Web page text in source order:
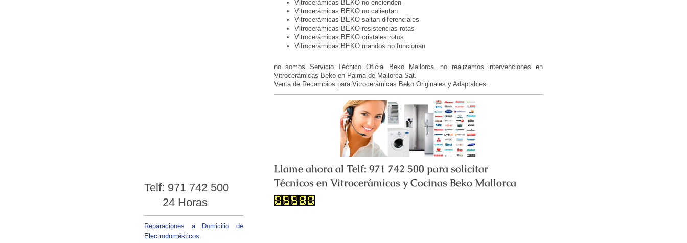
Vitrocerámicas BEKO no encienden
Vitrocerámicas BEKO no calientan
Vitrocerámicas BEKO saltan diferenciales
Vitrocerámicas BEKO resistencias rotas
Vitrocerámicas BEKO cristales rotos
Vitrocerámicas BEKO mandos no funcionan
no somos Servicio Técnico Oficial Beko Mallorca. no realizamos intervenciones en
Vitrocerámicas Beko en Palma de Mallorca Sat.
Venta de Recambios para Vitrocerámicas Beko Originales y Adaptables.
Llame ahora al Telf: 971 742 500 para solicitar
Técnicos en Vitrocerámicas y Cocinas Beko Mallorca
Telf: 971 742 500
24 Horas
Reparaciones a Domicilio de
Electrodomésticos.